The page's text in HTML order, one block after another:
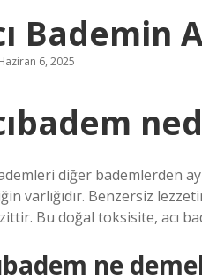
Bademin
6, 2025
diğer bademlerden
varlığıdır. Benzersiz
Bu doğal toksisite, acı
ne